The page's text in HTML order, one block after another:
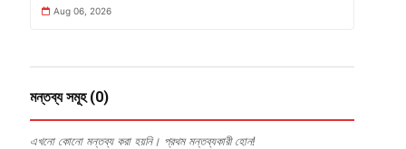
Aug 06, 2026
মন্তব্য সমূহ (0)
এখনো কোনো মন্তব্য করা হয়নি। প্রথম মন্তব্যকারী হোন!